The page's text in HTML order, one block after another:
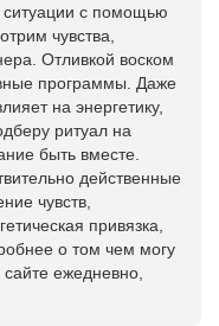
с помощью
чувства,
Отливкой воском
программы. Даже
на энергетику,
ритуал на
быть вместе.
действенные
чувств,
привязка,
о том чем могу
ежедневно,